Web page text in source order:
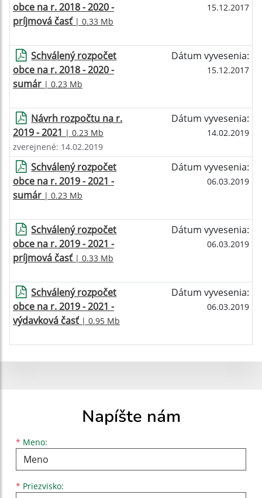
obce na r. 2018 - 2020 -
príjmová časť| 0.33 Mb
15.12.2017
Schválený rozpočet
obce na r. 2018 - 2020 -
sumár | 0.23 Mb
Dátum vyvesenia:
15.12.2017
Návrh rozpočtu na r.
2019 - 2021 | 0.23 Mb
Dátum vyvesenia:
14.02.2019
zverejnené: 14.02.2019
Schválený rozpočet
obce na r. 2019 - 2021 -
sumár | 0.23 Mb
Dátum vyvesenia:
06.03.2019
Schválený rozpočet
obce na r. 2019 - 2021 -
príjmová časť| 0.33 Mb
Dátum vyvesenia:
06.03.2019
Schválený rozpočet
obce na r. 2019 - 2021 -
výdavková časť| 0.95 Mb
Dátum vyvesenia:
06.03.2019
Napíšte nám
* Meno:
Meno
* Priezvisko:
Priezvisko
E-mailová adresa